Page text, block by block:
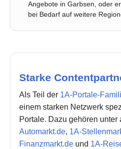
Angebote in Garbsen, oder
bei Bedarf auf weitere
Starke
Als Teil der 1A-Portale-
einem starken Netzwerk
Portale. Dazu gehören unter
Automarkt.de, 1A-
Finanzmarkt.de und 1A-